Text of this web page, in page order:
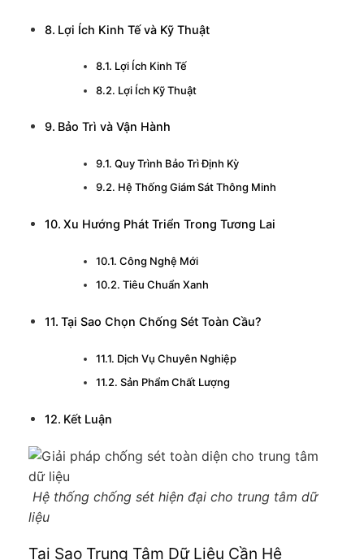
Lợi Ích Kinh Tế và Kỹ Thuật
Lợi Ích Kinh Tế
Lợi Ích Kỹ Thuật
Bảo Trì và Vận Hành
Quy Trình Bảo Trì Định Kỳ
Hệ Thống Giám Sát Thông Minh
Xu Hướng Phát Triển Trong Tương Lai
Công Nghệ Mới
Tiêu Chuẩn Xanh
Tại Sao Chọn Chống Sét Toàn Cầu?
Dịch Vụ Chuyên Nghiệp
Sản Phẩm Chất Lượng
Kết Luận
Hệ thống chống sét hiện đại cho trung tâm dữ
liệu
Tại Sao Trung Tâm Dữ Liệu Cần Hệ